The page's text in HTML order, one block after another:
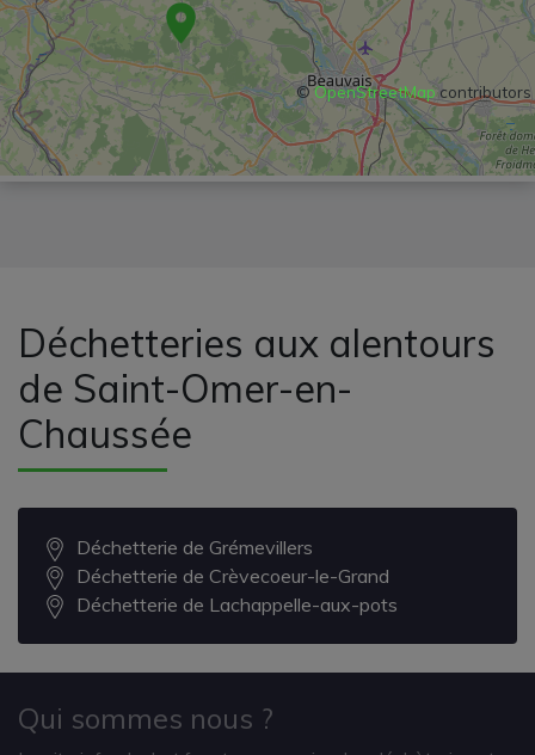
©OpenStreetMapcontributors
Déchetteries aux alentours
de Saint-Omer-en-
Chaussée
Déchetterie de Grémevillers
Déchetterie de Crèvecoeur-le-Grand
Déchetterie de Lachappelle-aux-pots
Qui sommes nous ?